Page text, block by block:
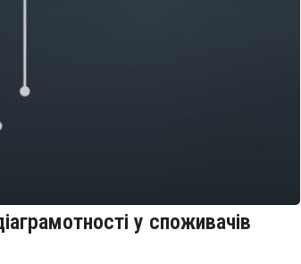
у споживачів